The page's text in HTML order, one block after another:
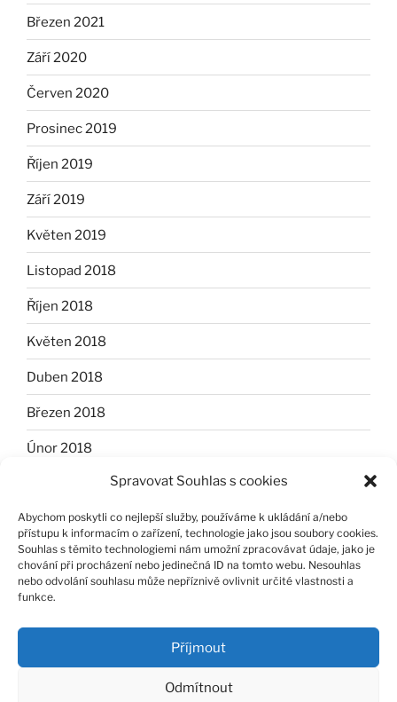
Spravovat Souhlas s cookies
Abychom poskytli co nejlepší služby, používáme k ukládání a/nebo
přístupu k informacím o zařízení, technologie jako jsou soubory cookies.
Souhlas s těmito technologiemi nám umožní zpracovávat údaje, jako je
chování při procházení nebo jedinečná ID na tomto webu. Nesouhlas
nebo odvolání souhlasu může nepříznivě ovlivnit určité vlastnosti a
funkce.
Příjmout
Odmítnout
Březen 2021
Září 2020
Červen 2020
Prosinec 2019
Říjen 2019
Září 2019
Květen 2019
Listopad 2018
Říjen 2018
Květen 2018
Duben 2018
Březen 2018
Únor 2018
Listopad 2017
Říjen 2017
Červen 2017
Listopad 2014